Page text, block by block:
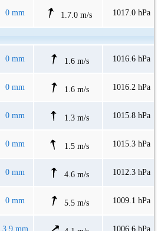
0 mm 1.7.0 m/s 1017.0 hPa
0 mm 1.6 m/s 1016.6 hPa
0 mm 1.6 m/s 1016.2 hPa
0 mm 1.3 m/s 1015.8 hPa
0 mm 1.5 m/s 1015.3 hPa
0 mm 4.6 m/s 1012.3 hPa
0 mm 5.5 m/s 1009.1 hPa
3.9 mm 1006.6 hPa